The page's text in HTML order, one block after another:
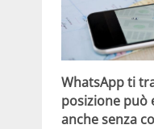
WhatsApp ti
posizione può
anche senza